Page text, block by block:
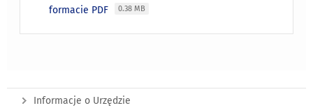
formacie PDF
0.38 MB
Informacje o Urzędzie